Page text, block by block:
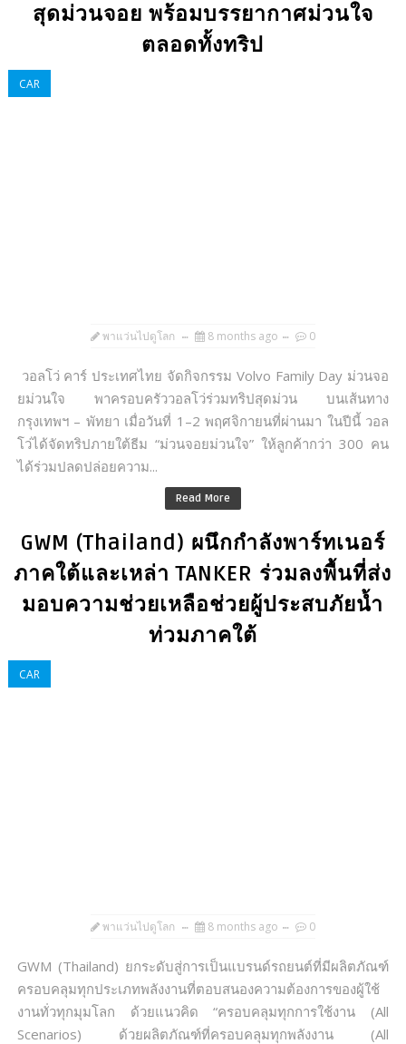
สุดม่วนจอย พร้อมบรรยากาศม่วนใจ
ตลอดทั้งทริป
CAR
พาแว่นไปดูโลก 8 months ago 0
วอลโว่ คาร์ ประเทศไทย จัดกิจกรรม Volvo Family Day ม่วนจอ
ยม่วนใจ พาครอบครัววอลโว่ร่วมทริปสุดม่วน บนเส้นทาง
กรุงเทพฯ – พัทยา เมื่อวันที่ 1–2 พฤศจิกายนที่ผ่านมา ในปีนี้ วอล
โว่ได้จัดทริปภายใต้ธีม “ม่วนจอยม่วนใจ” ให้ลูกค้ากว่า 300 คน
ได้ร่วมปลดปล่อยความ...
Read More
GWM (Thailand) ผนึกกำลังพาร์ทเนอร์
ภาคใต้และเหล่า TANKER ร่วมลงพื้นที่ส่ง
มอบความช่วยเหลือช่วยผู้ประสบภัยน้ำ
ท่วมภาคใต้
CAR
พาแว่นไปดูโลก 8 months ago 0
GWM (Thailand) ยกระดับสู่การเป็นแบรนด์รถยนต์ที่มีผลิตภัณฑ์
ครอบคลุมทุกประเภทพลังงานที่ตอบสนองความต้องการของผู้ใช้
งานทั่วทุกมุมโลก ด้วยแนวคิด “ครอบคลุมทุกการใช้งาน (All
Scenarios) ด้วยผลิตภัณฑ์ที่ครอบคลุมทุกพลังงาน (All